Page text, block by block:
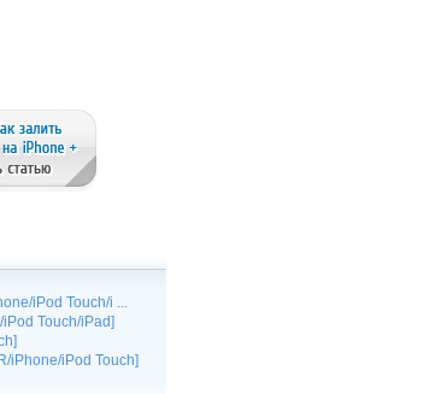
iPod Touch/i ...
Touch/iPad]
iPhone/iPod Touch]